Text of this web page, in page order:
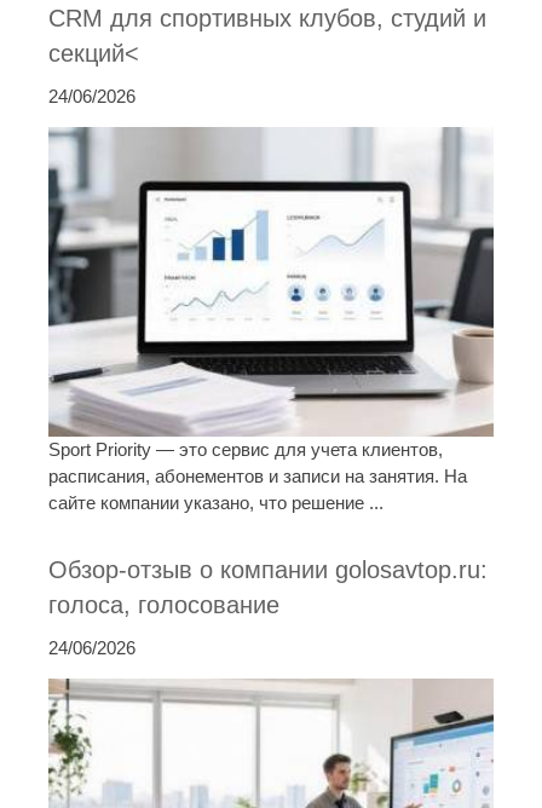
CRM для спортивных клубов, студий и
секций<
24/06/2026
Sport Priority — это сервис для учета клиентов,
расписания, абонементов и записи на занятия. На
сайте компании указано, что решение ...
Обзор-отзыв о компании golosavtop.ru:
голоса, голосование
24/06/2026